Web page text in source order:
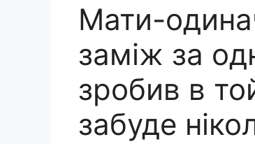
Мати-
заміж за
зробив в
забуде